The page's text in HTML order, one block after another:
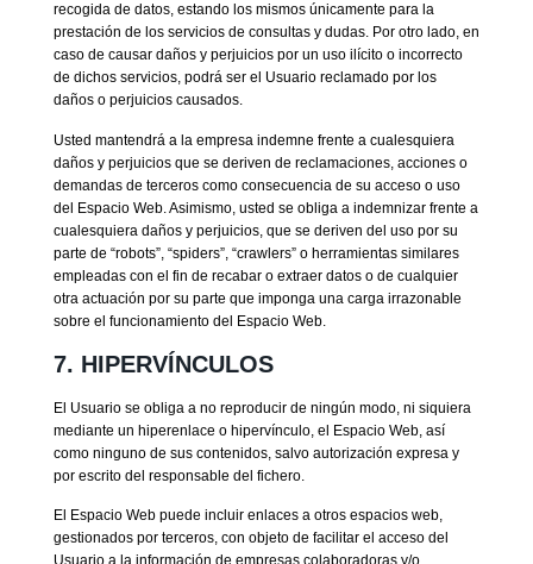
recogida de datos, estando los mismos únicamente para la
prestación de los servicios de consultas y dudas. Por otro lado, en
caso de causar daños y perjuicios por un uso ilícito o incorrecto
de dichos servicios, podrá ser el Usuario reclamado por los
daños o perjuicios causados.
Usted mantendrá a la empresa indemne frente a cualesquiera
daños y perjuicios que se deriven de reclamaciones, acciones o
demandas de terceros como consecuencia de su acceso o uso
del Espacio Web. Asimismo, usted se obliga a indemnizar frente a
cualesquiera daños y perjuicios, que se deriven del uso por su
parte de “robots”, “spiders”, “crawlers” o herramientas similares
empleadas con el fin de recabar o extraer datos o de cualquier
otra actuación por su parte que imponga una carga irrazonable
sobre el funcionamiento del Espacio Web.
7. HIPERVÍNCULOS
El Usuario se obliga a no reproducir de ningún modo, ni siquiera
mediante un hiperenlace o hipervínculo, el Espacio Web, así
como ninguno de sus contenidos, salvo autorización expresa y
por escrito del responsable del fichero.
El Espacio Web puede incluir enlaces a otros espacios web,
gestionados por terceros, con objeto de facilitar el acceso del